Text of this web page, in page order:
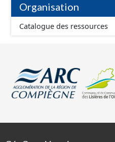
Organisation
Catalogue des ressources